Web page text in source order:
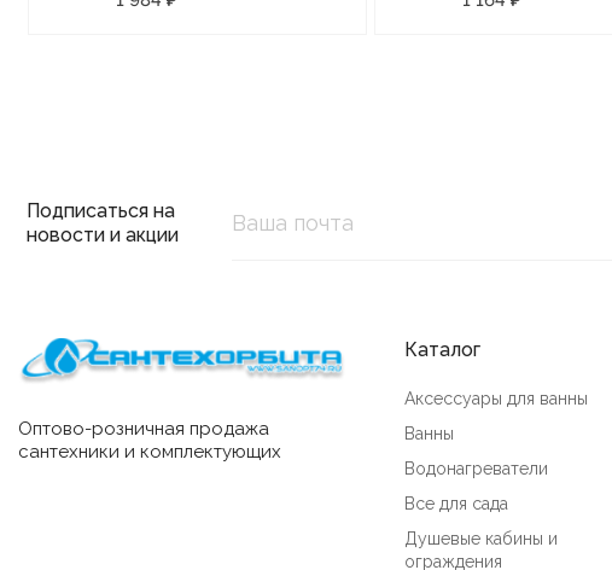
Подписаться на
новости и акции
Оптово-розничная продажа
сантехники и комплектующих
Каталог
Аксессуары для ванны
Ванны
Водонагреватели
Все для сада
Душевые кабины и
ограждения